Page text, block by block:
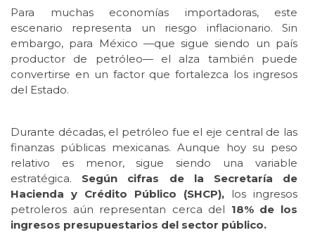
Para muchas economías importadoras, este
escenario representa un riesgo inflacionario. Sin
embargo, para México —que sigue siendo un país
productor de petróleo— el alza también puede
convertirse en un factor que fortalezca los ingresos
del Estado.
Durante décadas, el petróleo fue el eje central de las
finanzas públicas mexicanas. Aunque hoy su peso
relativo es menor, sigue siendo una variable
estratégica. Según cifras de la Secretaría de
Hacienda y Crédito Público (SHCP), los ingresos
petroleros aún representan cerca del 18% de los
ingresos presupuestarios del sector público.